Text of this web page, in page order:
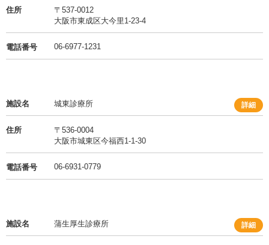
住所
〒537-0012
大阪市東成区大今里1-23-4
電話番号 06-6977-1231
施設名 城東診療所 詳細
住所
〒536-0004
大阪市城東区今福西1-1-30
電話番号 06-6931-0779
施設名 蒲生厚生診療所 詳細